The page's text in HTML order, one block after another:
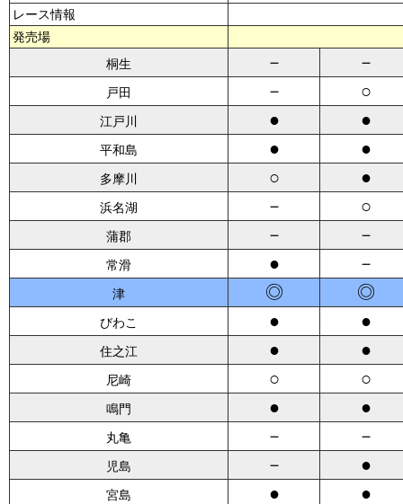
レース情報
発売場
桐生
－ －
戸田 － ○
江戸川 ● ●
平和島 ● ●
多摩川 ○ ●
浜名湖 － ○
蒲郡 － －
常滑 ● －
津 ◎ ◎
びわこ ● ●
住之江 ● ●
尼崎 ○ ○
鳴門 ● ●
丸亀 － －
児島 － ●
宮島 ● ●